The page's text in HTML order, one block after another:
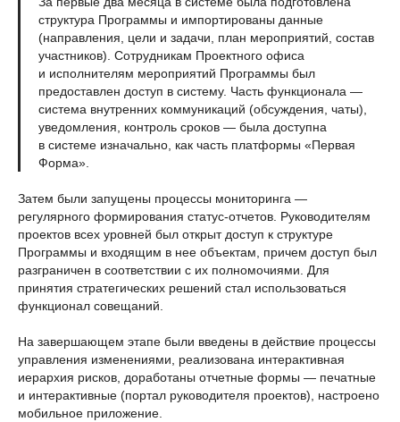
структура Программы и импортированы данные
(направления, цели и задачи, план мероприятий, состав
участников). Сотрудникам Проектного офиса
и исполнителям мероприятий Программы был
предоставлен доступ в систему. Часть функционала —
система внутренних коммуникаций (обсуждения, чаты),
уведомления, контроль сроков — была доступна
в системе изначально, как часть платформы «Первая
Форма».
Затем были запущены процессы мониторинга —
регулярного формирования статус-отчетов. Руководителям
проектов всех уровней был открыт доступ к структуре
Программы и входящим в нее объектам, причем доступ был
разграничен в соответствии с их полномочиями. Для
принятия стратегических решений стал использоваться
функционал совещаний.
На завершающем этапе были введены в действие процессы
управления изменениями, реализована интерактивная
иерархия рисков, доработаны отчетные формы — печатные
и интерактивные (портал руководителя проектов), настроено
мобильное приложение.